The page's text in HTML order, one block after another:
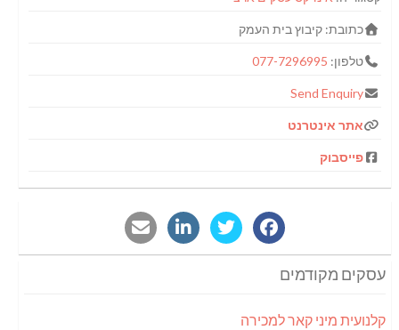
כתובת:קיבוץ בית העמק
טלפון: 077-7296995
Send Enquiry
אתר אינטרנט
פייסבוק
עסקים מקודמים
קלנועית מיני קאר למכירה